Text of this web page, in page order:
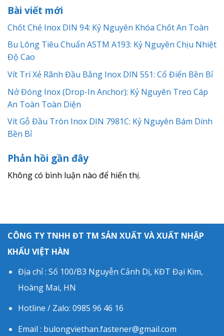
Bài viết mới
Chốt Chẻ Inox DIN 94: Kỷ Nguyên Khóa Chốt An Toàn
Bu Lông Tiêu Chuẩn ASTM A193: Kỷ Nguyên Chịu Nhiệt
Độ Cao
Vít Trí Xẻ Rãnh Đầu Bằng Inox DIN 551: Cổ Điển Bền Bỉ
Nở Đóng Inox (Drop-In Anchor): Kỷ Nguyên Treo Cáp
An Toàn Toàn Diện
Vít Gỗ Đầu Tròn Inox DIN 7981C: Kỷ Nguyên Bám Dính
Bền Bỉ
Phản hồi gần đây
Không có bình luận nào để hiển thị.
CÔNG TY TNHH ĐT TM SẢN XUẤT VÀ XUẤT NHẬP
KHẨU VIỆT HÀN
Địa chỉ : Số 100/B3 Nguyễn Cảnh Dị, KĐT Đại Kim,
Hoàng Mai, HN
Hotline / Zalo: 0985 96 46 16
Email : bulongviethan.fastener@gmail.com